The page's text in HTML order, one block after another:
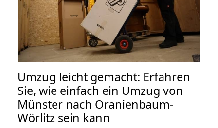
Umzug leicht gemacht: Erfahren
Sie, wie einfach ein Umzug von
Münster nach Oranienbaum-
Wörlitz sein kann